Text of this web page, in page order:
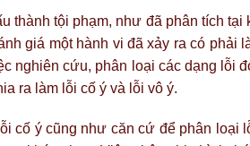
thành tội phạm, như đã phân tích tại
giá một hành vi đã xảy ra có phải
nghiên cứu, phân loại các dạng lỗi
ra làm lỗi cố ý và lỗi vô ý.
cố ý cũng như căn cứ để phân loại